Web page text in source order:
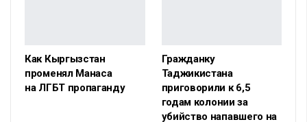
Как Кыргызстан
променял Манаса
на ЛГБТ пропаганду
Гражданку
Таджикистана
приговорили к 6,5
годам колонии за
убийство напавшего на